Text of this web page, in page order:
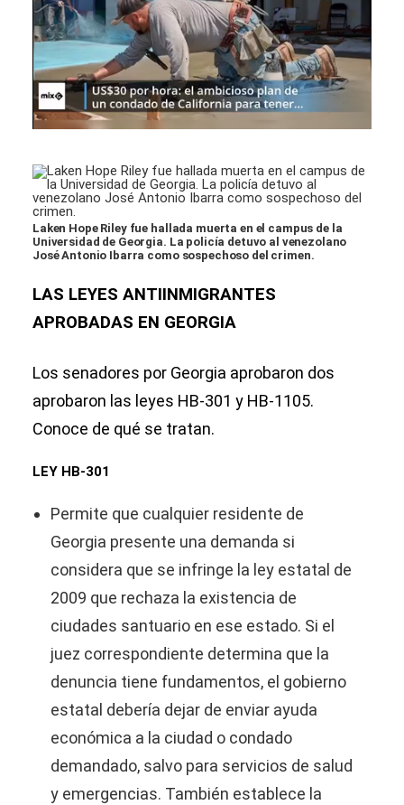
Laken Hope Riley fue hallada muerta en el campus de la
Universidad de Georgia. La policía detuvo al venezolano
José Antonio Ibarra como sospechoso del crimen.
LAS LEYES ANTIINMIGRANTES
APROBADAS EN GEORGIA
Los senadores por Georgia aprobaron dos
aprobaron las leyes HB-301 y HB-1105.
Conoce de qué se tratan.
LEY HB-301
Permite que cualquier residente de
Georgia presente una demanda si
considera que se infringe la ley estatal de
2009 que rechaza la existencia de
ciudades santuario en ese estado. Si el
juez correspondiente determina que la
denuncia tiene fundamentos, el gobierno
estatal debería dejar de enviar ayuda
económica a la ciudad o condado
demandado, salvo para servicios de salud
y emergencias. También establece la